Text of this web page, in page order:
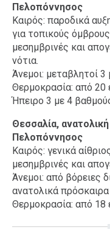
Πελοπόννησος
Καιρός: παροδικά
για τοπικούς
μεσημβρινές και
νότια.
Άνεμοι: μεταβλητοί
Θερμοκρασία: από 20
Ήπειρο 3 με 4
Θεσσαλία,
Πελοπόννησος
Καιρός: γενικά
μεσημβρινές και
Άνεμοι: από βόρειες
ανατολικά
Θερμοκρασία: από 18